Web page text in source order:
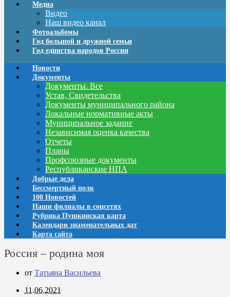
Медиа
Видео
Наш видео канал
Фотоальбомы
Год большой и дружной семьи
Год единства народов России
Новости
Документы
Документы. Все
Устав, Свидетельства
Документы муниципального района
Локальные нормативные акты
Муниципальное задание
Независимая оценка качества
Отчеты
Планы
Профсоюзные документы
Республиканские НПА
Добрые дела
Бессмертный полк
100 Новостей
Наши филиалы в соцсетях
Рубрика Пушкинская карта
Календари знаменательных дат
Карта сайта
Россия – родина моя
от Татьяна Васильева
11.06.2021